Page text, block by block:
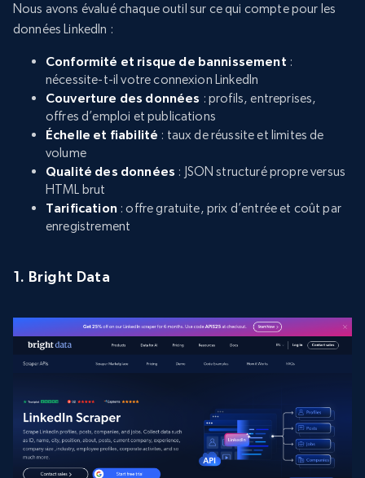
Nous avons évalué chaque outil sur ce qui compte pour les
données LinkedIn :
Conformité et risque de bannissement :
nécessite-t-il votre connexion LinkedIn
Couverture des données : profils, entreprises,
offres d’emploi et publications
Échelle et fiabilité : taux de réussite et limites de
volume
Qualité des données : JSON structuré propre versus
HTML brut
Tarification: offre gratuite, prix d’entrée et coût par
enregistrement
1. Bright Data